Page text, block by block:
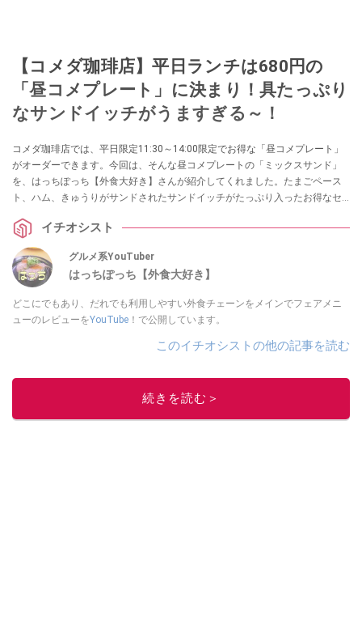
【コメダ珈琲店】平日ランチは680円の
「昼コメプレート」に決まり！具たっぷり
なサンドイッチがうますぎる～！
コメダ珈琲店では、平日限定11:30～14:00限定でお得な「昼コメプレート」
がオーダーできます。今回は、そんな昼コメプレートの「ミックスサンド」
を、はっちぽっち【外食大好き】さんが紹介してくれました。たまごペース
ト、ハム、きゅうりがサンドされたサンドイッチがたっぷり入ったお得なセ
イチオシスト
グルメ系YouTuber
はっちぽっち【外食大好き】
どこにでもあり、だれでも利用しやすい外食チェーンをメインでフェアメニ
ューのレビューをYouTube ！で公開しています。
このイチオシストの他の記事を読む
続きを読む＞